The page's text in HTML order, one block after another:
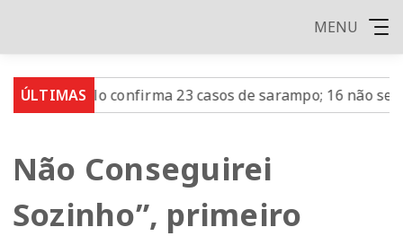
MENU
ÚLTIMAS
Paulo confirma 23 casos de sarampo; 16 não se
Não Conseguirei
Sozinho”, primeiro